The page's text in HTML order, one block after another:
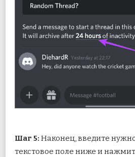
Шаг 5: Наконец, введите
текстовое поле ниже и